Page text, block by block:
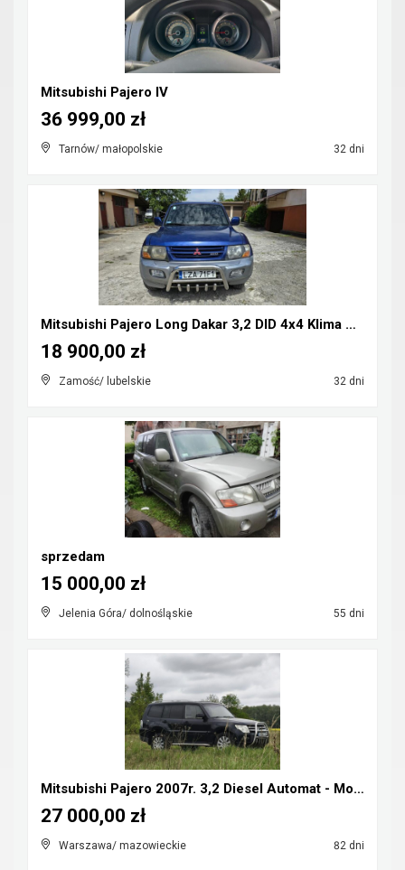
Mitsubishi Pajero IV
Tarnów/ małopolskie 32 dni
36 999,00 zł
Mitsubishi Pajero Long Dakar 3,2 DID 4x4 Klima CB-...
Zamość/ lubelskie 32 dni
18 900,00 zł
sprzedam
Jelenia Góra/ dolnośląskie 55 dni
15 000,00 zł
Mitsubishi Pajero 2007r. 3,2 Diesel Automat - Możl...
Warszawa/ mazowieckie 82 dni
27 000,00 zł